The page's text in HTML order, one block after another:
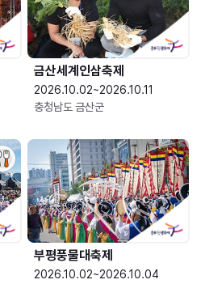
금산세계인삼축제
2026.10.02~2026.10.11
충청남도 금산군
부평풍물대축제
2026.10.02~2026.10.04